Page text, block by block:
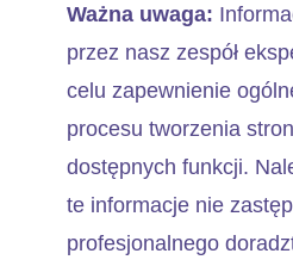
Ważna uwaga:
przez nasz zespół
celu zapewnienie
procesu tworzenia
dostępnych funkcji.
te informacje nie
profesjonalnego